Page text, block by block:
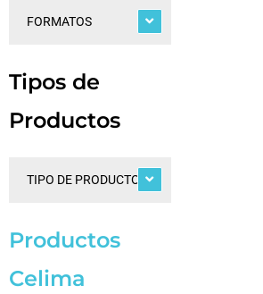
FORMATOS
Tipos de
Productos
TIPO DE PRODUCTOS
Productos
Celima